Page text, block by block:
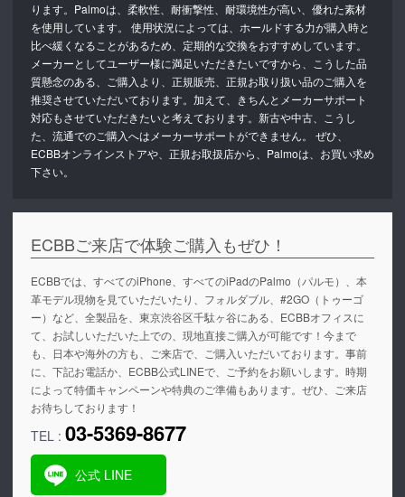
ります。Palmoは、柔軟性、耐衝撃性、耐環境性が高い、優れた素材
を使用しています。 使用状況によっては、ホールドする力が購入時と
比べ緩くなることがあるため、定期的な交換をおすすめしています。
メーカーとしてユーザー様に満足いただきたいですから、こうした品
質懸念のある、ご購入より、正規販売、正規お取り扱い品のご購入を
推奨させていただいております。加えて、きちんとメーカーサポート
対応もさせていただきたいと考えております。新古や中古、こうし
た、流通でのご購入へはメーカーサポートができません。 ぜひ、
ECBBオンラインストアや、正規お取扱店から、Palmoは、お買い求め
下さい。
ECBBご来店で体験ご購入もぜひ！
ECBBでは、すべてのiPhone、すべてのiPadのPalmo（パルモ）、本
革モデル現物を見ていただいたり、フォルダブル、#2GO（トゥーゴ
ー）など、全製品を、東京渋谷区千駄ヶ谷にある、ECBBオフィスに
て、お試しいただいた上での、現地直接ご購入が可能です！今まで
も、日本や海外の方も、ご来店で、ご購入いただいております。事前
に、下記お電話か、ECBB公式LINEで、ご予約をお願いします。時期
によって特価キャンペーンや特典のご準備もあります。ぜひ、ご来店
お待ちしております！
TEL : 03-5369-8677
公式 LINE